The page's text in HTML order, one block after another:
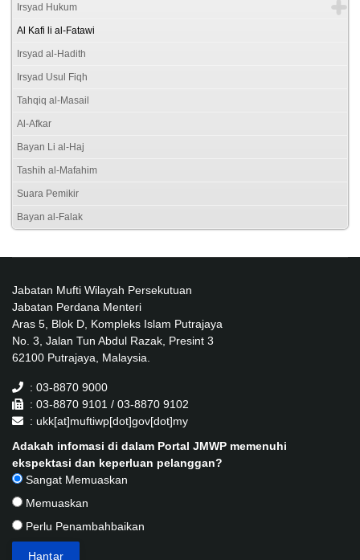
Irsyad Hukum
Al Kafi li al-Fatawi
Irsyad al-Hadith
Irsyad Usul Fiqh
Tahqiq al-Masail
Al-Afkar
Bayan Li al-Haj
Tashih al-Mafahim
Suara Pemikir
Bayan al-Falak
Jabatan Mufti Wilayah Persekutuan
Jabatan Perdana Menteri
Aras 5, Blok D, Kompleks Islam Putrajaya
No. 3, Jalan Tun Abdul Razak, Presint 3
62100 Putrajaya, Malaysia.
: 03-8870 9000
: 03-8870 9101 / 03-8870 9102
: ukk[at]muftiwp[dot]gov[dot]my
Adakah infomasi di dalam Portal JMWP memenuhi
ekspektasi dan keperluan pelanggan?
Sangat Memuaskan
Memuaskan
Perlu Penambahbaikan